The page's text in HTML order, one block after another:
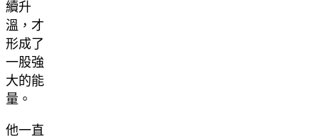
續升
溫，才
形成了
一股強
大的能
量。
他一直